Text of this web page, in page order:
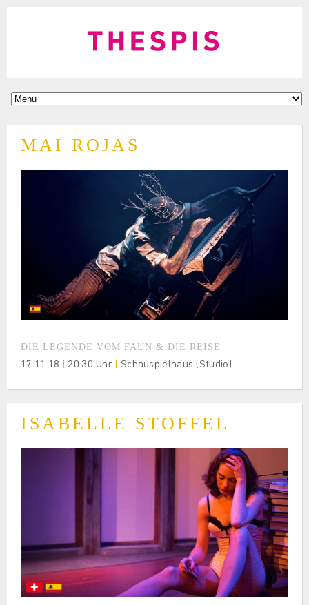
MAI ROJAS
DIE LEGENDE VOM FAUN & DIE REISE
17.11.18 | 20.30 Uhr | Schauspielhaus (Studio)
ISABELLE STOFFEL